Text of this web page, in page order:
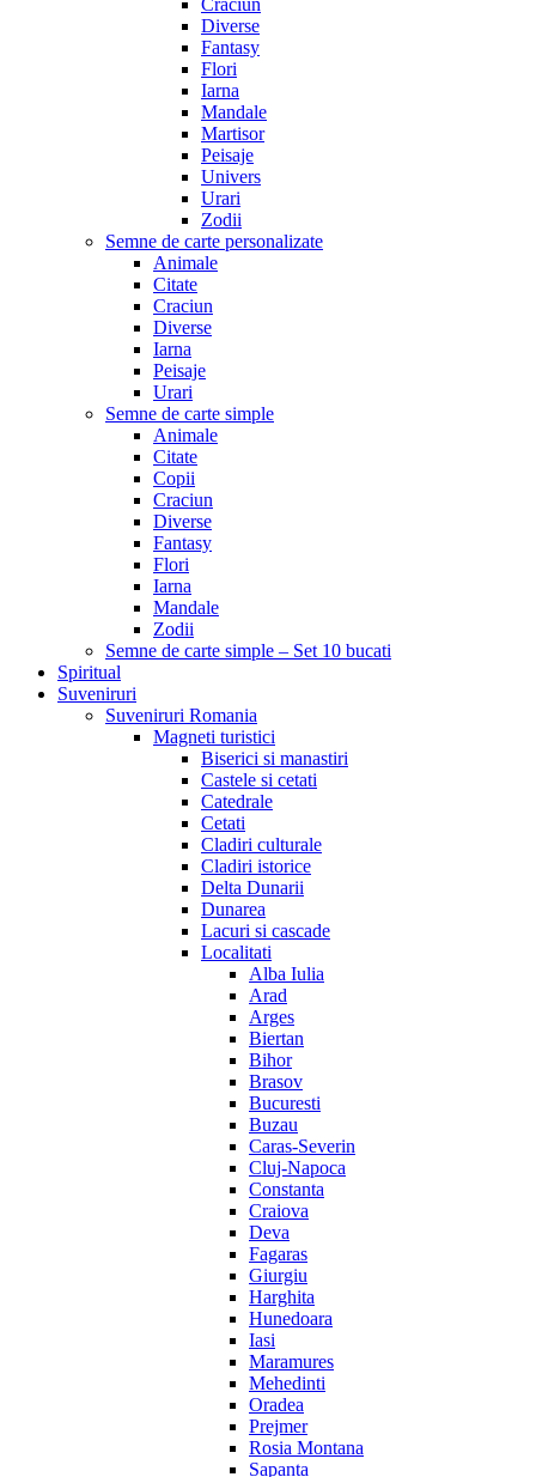
Diverse
Fantasy
Flori
Iarna
Mandale
Martisor
Peisaje
Univers
Urari
Zodii
Semne de carte personalizate
Animale
Citate
Craciun
Diverse
Iarna
Peisaje
Urari
Semne de carte simple
Animale
Citate
Copii
Craciun
Diverse
Fantasy
Flori
Iarna
Mandale
Zodii
Semne de carte simple – Set 10 bucati
Spiritual
Suveniruri
Suveniruri Romania
Magneti turistici
Biserici si manastiri
Castele si cetati
Catedrale
Cetati
Cladiri culturale
Cladiri istorice
Delta Dunarii
Dunarea
Lacuri si cascade
Localitati
Alba Iulia
Arad
Arges
Biertan
Bihor
Brasov
Bucuresti
Buzau
Caras-Severin
Cluj-Napoca
Constanta
Craiova
Deva
Fagaras
Giurgiu
Harghita
Hunedoara
Iasi
Maramures
Mehedinti
Oradea
Prejmer
Rosia Montana
Sapanta